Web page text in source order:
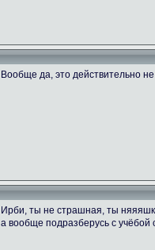
Вообще да, это действительно
Ирби, ты не страшная, ты
а вообще подразберусь с учёбой